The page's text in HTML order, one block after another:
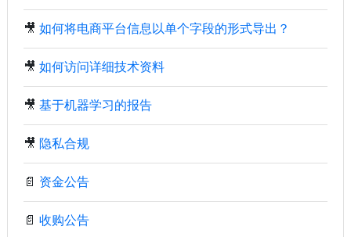
🎥 如何将电商平台信息以单个字段的形式导出？
🎥 如何访问详细技术资料
🎥 基于机器学习的报告
🎥 隐私合规
📄 资金公告
📄 收购公告